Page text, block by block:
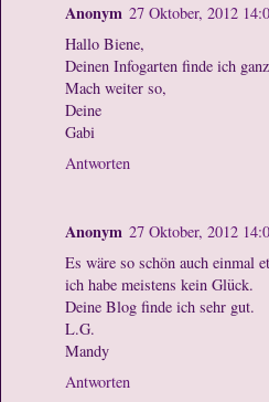
Anonym 27 Oktober, 2012
Hallo Biene,
Deinen Infogarten finde ich
Mach weiter so,
Deine
Gabi
Antworten
Anonym 27 Oktober, 2012
Es wäre so schön auch einmal
ich habe meistens kein Glück.
Deine Blog finde ich sehr gut.
L.G.
Mandy
Antworten